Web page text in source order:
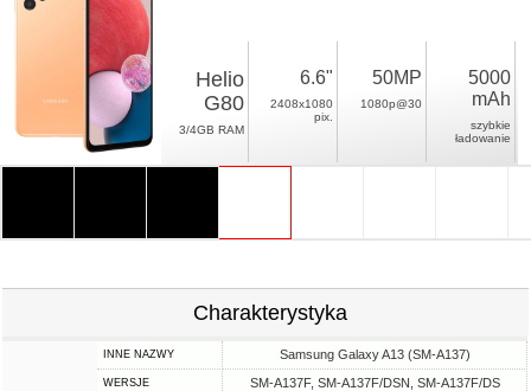
Helio
G80
3/4GB RAM
6.6"
2408x1080
pix.
50MP
1080p@30
5000
mAh
szybkie
ładowanie
Charakterystyka
INNE NAZWY Samsung Galaxy A13 (SM-A137)
WERSJE SM-A137F, SM-A137F/DSN, SM-A137F/DS